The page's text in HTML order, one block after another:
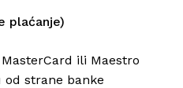
plaćanje)
ili Maestro
strane banke